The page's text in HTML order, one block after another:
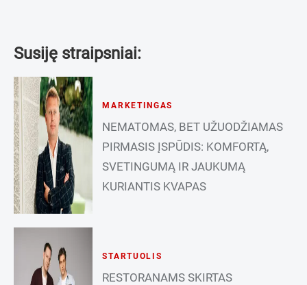
Susiję straipsniai:
MARKETINGAS
NEMATOMAS, BET UŽUODŽIAMAS
PIRMASIS ĮSPŪDIS: KOMFORTĄ,
SVETINGUMĄ IR JAUKUMĄ
KURIANTIS KVAPAS
STARTUOLIS
RESTORANAMS SKIRTAS